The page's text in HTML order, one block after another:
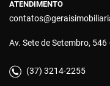
ATENDIMENTO
Av. Sete de Setembro,
(37) 3214-2255